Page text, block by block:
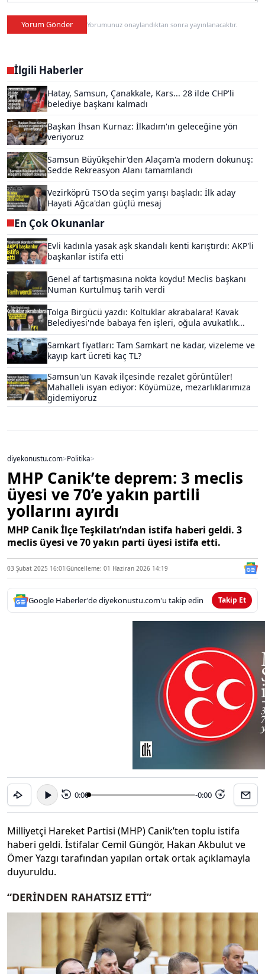
Yorum Gönder Yorumunuz onaylandıktan sonra yayınlanacaktır.
İlgili Haberler
Hatay, Samsun, Çanakkale, Kars... 28 ilde CHP'li
belediye başkanı kalmadı
Başkan İhsan Kurnaz: İlkadım'ın geleceğine yön
veriyoruz
Samsun Büyükşehir'den Alaçam'a modern dokunuş:
Sedde Rekreasyon Alanı tamamlandı
Vezirköprü TSO'da seçim yarışı başladı: İlk aday
Hayati Ağca'dan güçlü mesaj
En Çok Okunanlar
Evli kadınla yasak aşk skandalı kenti karıştırdı: AKP'li
başkanlar istifa etti
Genel af tartışmasına nokta koydu! Meclis başkanı
Numan Kurtulmuş tarih verdi
Tolga Birgücü yazdı: Koltuklar akrabalara! Kavak
Belediyesi'nde babaya fen işleri, oğula avukatlık...
Samkart fiyatları: Tam Samkart ne kadar, vizeleme ve
kayıp kart ücreti kaç TL?
Samsun'un Kavak ilçesinde rezalet görüntüler!
Mahalleli isyan ediyor: Köyümüze, mezarlıklarımıza
gidemiyoruz
diyekonustu.com>Politika>
MHP Canik’te deprem: 3 meclis
üyesi ve 70’e yakın partili
yollarını ayırdı
MHP Canik İlçe Teşkilatı’ndan istifa haberi geldi. 3
meclis üyesi ve 70 yakın parti üyesi istifa etti.
03 Şubat 2025 16:01 Güncelleme: 01 Haziran 2026 14:19
Google Haberler'de diyekonustu.com'u takip edin Takip Et
15 0:00 -0:00 15
Milliyetçi Hareket Partisi (MHP) Canik’ten toplu istifa
haberi geldi. İstifalar Cemil Güngör, Hakan Akbulut ve
Ömer Yazgı tarafından yapılan ortak ortak açıklamayla
duyuruldu.
“DERİNDEN RAHATSIZ ETTİ”